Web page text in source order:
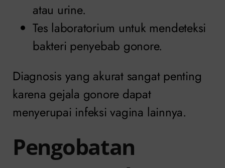
atau urine.
Tes laboratorium untuk mendeteksi
bakteri penyebab gonore.
Diagnosis yang akurat sangat penting
karena gejala gonore dapat
menyerupai infeksi vagina lainnya.
Pengobatan